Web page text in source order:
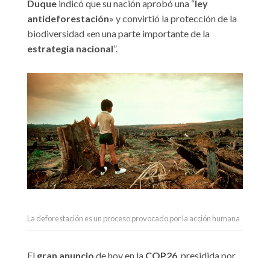
Duque indicó que su nación aprobó una “ley
antideforestación» y convirtió la protección de la
biodiversidad «en una parte importante de la
estrategia nacional”.
La deforestación es un proceso provocado por la acción humana
El gran anuncio de hoy en la COP26, presidida por